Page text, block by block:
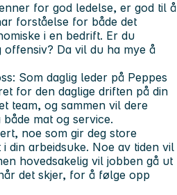
for god ledelse, er god til å
forståelse for både det
i en bedrift. Er du
Da vil du ha mye å
Som daglig leder på Peppes
for den daglige driften på din
team, og sammen vil dere
mat og service.
noe som gir deg store
din arbeidsuke. Noe av tiden vil
hovedsakelig vil jobben gå ut
det skjer, for å følge opp